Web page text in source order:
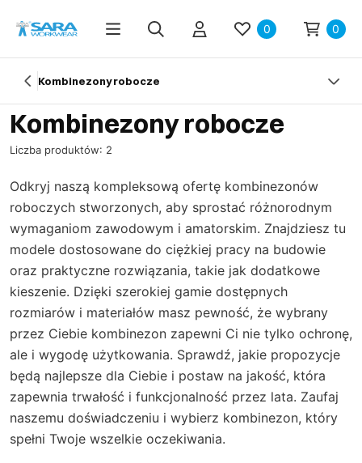
0 0
Kombinezony robocze
Kombinezony robocze
Liczba produktów: 2
Odkryj naszą kompleksową ofertę kombinezonów
roboczych stworzonych, aby sprostać różnorodnym
wymaganiom zawodowym i amatorskim. Znajdziesz tu
modele dostosowane do ciężkiej pracy na budowie
oraz praktyczne rozwiązania, takie jak dodatkowe
kieszenie. Dzięki szerokiej gamie dostępnych
rozmiarów i materiałów masz pewność, że wybrany
przez Ciebie kombinezon zapewni Ci nie tylko ochronę,
ale i wygodę użytkowania. Sprawdź, jakie propozycje
będą najlepsze dla Ciebie i postaw na jakość, która
zapewnia trwałość i funkcjonalność przez lata. Zaufaj
naszemu doświadczeniu i wybierz kombinezon, który
spełni Twoje wszelkie oczekiwania.